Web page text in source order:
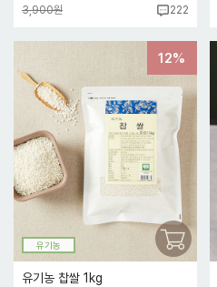
3,900원
222
12%
유기농
유기농 찹쌀 1kg